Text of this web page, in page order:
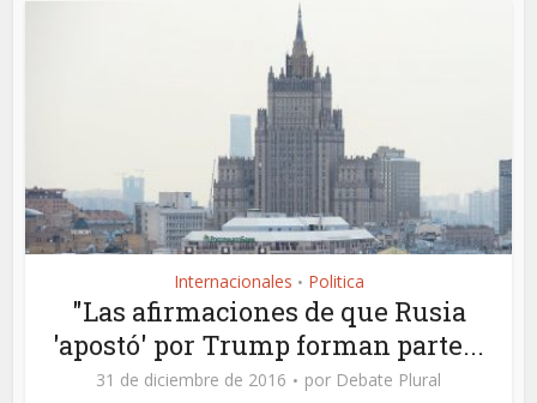
Internacionales • Politica
"Las afirmaciones de que Rusia
'apostó' por Trump forman parte...
31 de diciembre de 2016 por Debate Plural